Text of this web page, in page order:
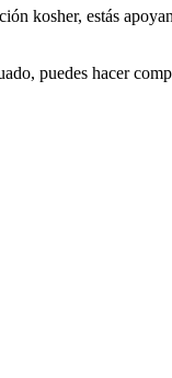
kosher, estás
puedes hacer